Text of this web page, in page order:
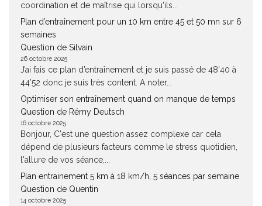
coordination et de maîtrise qui lorsqu'ils...
Plan d’entraînement pour un 10 km entre 45 et 50 mn sur 6
semaines
Question de Silvain
26 octobre 2025
J’ai fais ce plan d’entraînement et je suis passé de 48’40 à
44’52 donc je suis très content. A noter...
Optimiser son entraînement quand on manque de temps
Question de Rémy Deutsch
16 octobre 2025
Bonjour, C'est une question assez complexe car cela
dépend de plusieurs facteurs comme le stress quotidien,
l'allure de vos séance,...
Plan entrainement 5 km à 18 km/h, 5 séances par semaine
Question de Quentin
14 octobre 2025